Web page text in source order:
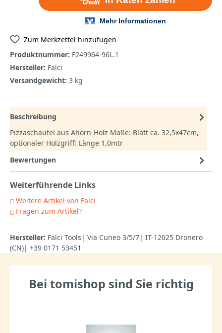
Zum Merkzettel hinzufügen
Produktnummer: F249964-96L.1
Hersteller: Falci
Versandgewicht: 3 kg
Beschreibung
Pizzaschaufel aus Ahorn-Holz Maße: Blatt ca. 32,5x47cm,
optionaler Holzgriff: Länge 1,0mtr
Bewertungen
Weiterführende Links
Weitere Artikel von Falci
Fragen zum Artikel?
Hersteller: Falci Tools| Via Cuneo 3/5/7| IT-12025 Dronero
(CN)| +39 0171 53451
Bei tomishop sind Sie richtig